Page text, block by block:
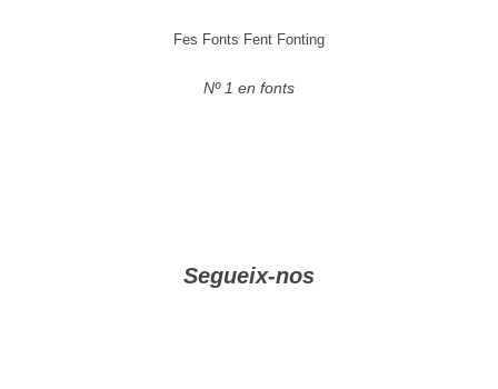
Fes Fonts Fent Fonting
Nº 1 en fonts
Segueix-nos